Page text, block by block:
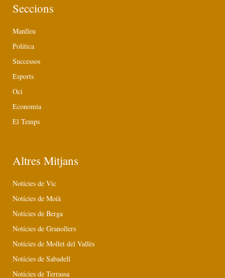
Seccions
Manlleu
Política
Successos
Esports
Oci
Economia
El Temps
Altres Mitjans
Notícies de Vic
Notícies de Moià
Notícies de Berga
Notícies de Granollers
Notícies de Mollet del Vallès
Notícies de Sabadell
Notícies de Terrassa